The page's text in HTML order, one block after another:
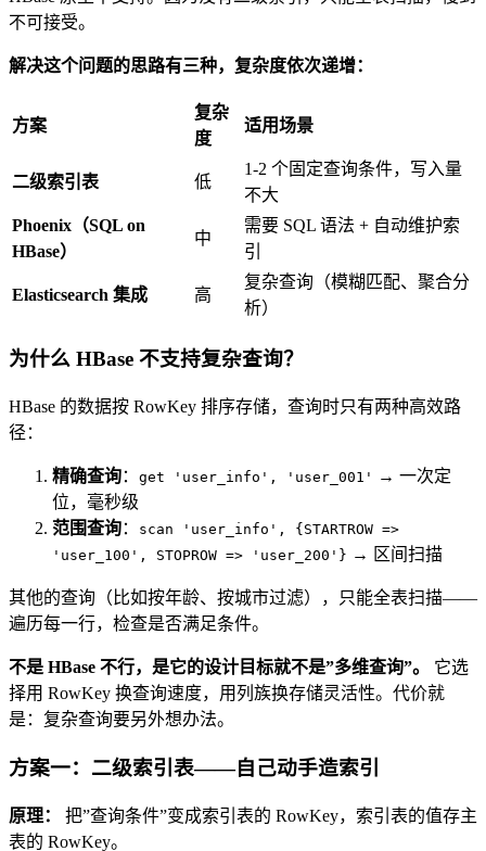
不可接受。
解决这个问题的思路有三种，复杂度依次递增：
方案
复杂
度
适用场景
二级索引表 低
1-2 个固定查询条件，写入量
不大
Phoenix（SQL on
HBase）
中
需要 SQL 语法 + 自动维护索
引
Elasticsearch 集成 高
复杂查询（模糊匹配、聚合分
析）
为什么 HBase 不支持复杂查询？
HBase 的数据按 RowKey 排序存储，查询时只有两种高效路
径：
精确查询： get 'user_info', 'user_001'
→ 一次定
位，毫秒级
范围查询：
scan 'user_info', {STARTROW =>
'user_100', STOPROW => 'user_200'} → 区间扫描
其他的查询（比如按年龄、按城市过滤），只能全表扫描——
遍历每一行，检查是否满足条件。
不是 HBase 不行，是它的设计目标就不是”多维查询”。
它选
择用 RowKey 换查询速度，用列族换存储灵活性。代价就
是：复杂查询要另外想办法。
方案一：二级索引表——自己动手造索引
原理：
把”查询条件”变成索引表的 RowKey，索引表的值存主
表的 RowKey。